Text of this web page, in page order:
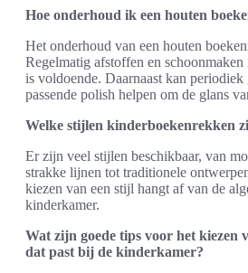
Hoe onderhoud ik een houten
Het onderhoud van een houten
Regelmatig afstoffen en
is voldoende. Daarnaast kan periodiek
passende polish helpen om de glans
Welke stijlen kinderboekenrekken
Er zijn veel stijlen beschikbaar, van
strakke lijnen tot traditionele
kiezen van een stijl hangt af van de
kinderkamer.
Wat zijn goede tips voor het kiezen
dat past bij de kinderkamer?